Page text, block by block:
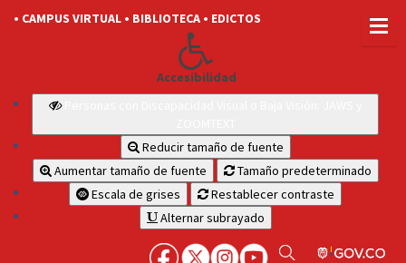
• CAMPUS VIRTUAL • BIBLIOTECA • EDICTOS
Accesibilidad
Reducir tamaño de fuente
Aumentar tamaño de fuente
Tamaño predeterminado
Escala de grises
Restablecer contraste
Alternar subrayado